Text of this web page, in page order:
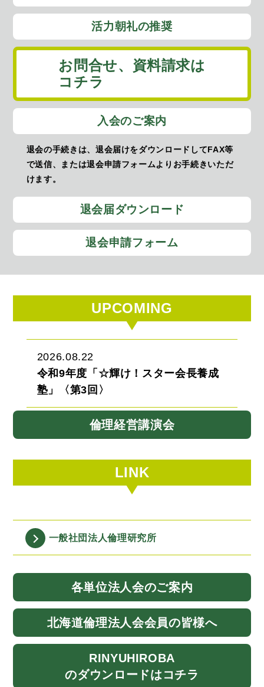
活力朝礼の推奨
お問合せ、 資料請求は
コチラ
入会のご案内
退会の手続きは、退会届けをダウンロードしてFAX等
で送信、または退会申請フォームよりお手続きいただ
けます。
退会届ダウンロード
退会申請フォーム
UPCOMING
2026.08.22
令和9年度「☆輝け！スター会長養成
塾」〈第3回〉
倫理経営講演会
LINK
一般社団法人倫理研究所
各単位法人会のご案内
北海道倫理法人会会員の皆様へ
RINYUHIROBA
のダウンロードはコチラ